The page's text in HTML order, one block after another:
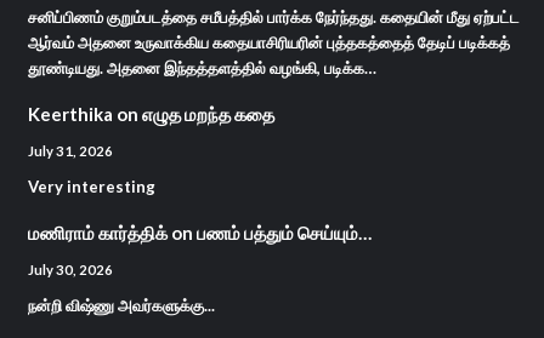
சனிப்பிணம் குறும்படத்தை சமீபத்தில் பார்க்க நேர்ந்தது. கதையின் மீது ஏற்பட்ட
ஆர்வம் அதனை உருவாக்கிய கதையாசிரியரின் புத்தகத்தைத் தேடிப் படிக்கத்
தூண்டியது. அதனை இந்தத்தளத்தில் வழங்கி, படிக்க…
Keerthika on எழுத மறந்த கதை
July 31, 2026
Very interesting
மணிராம் கார்த்திக்on பணம் பத்தும் செய்யும்…
July 30, 2026
நன்றி விஷ்ணு அவர்களுக்கு...